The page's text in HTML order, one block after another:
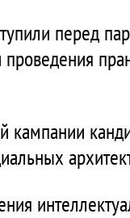
перед
кампании